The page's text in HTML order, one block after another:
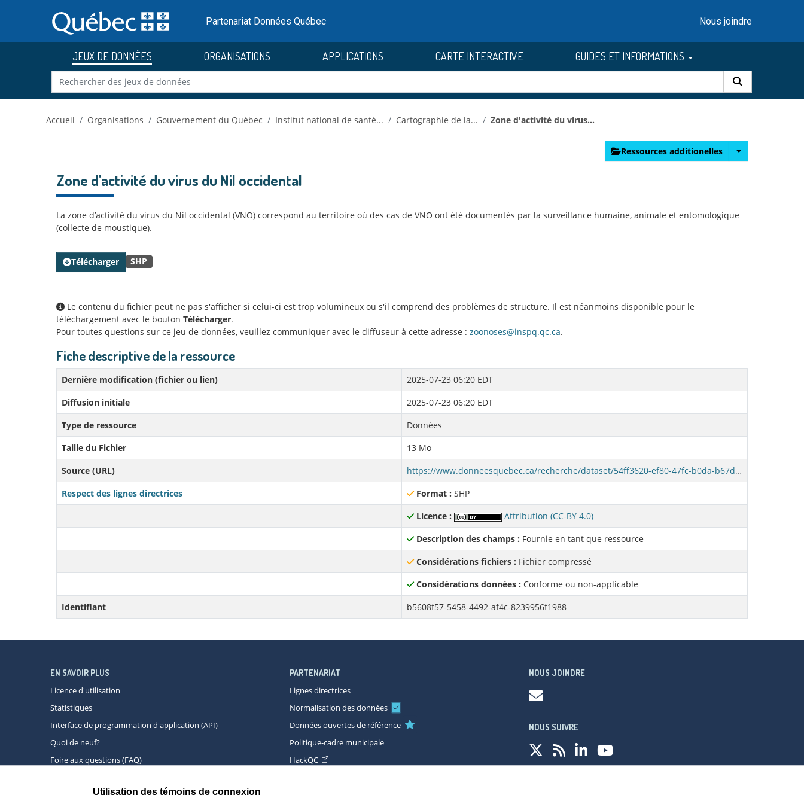
au
contenu
Partenariat Données Québec Nous joindre
JEUX DE DONNÉES ORGANISATIONS APPLICATIONS CARTE INTERACTIVE GUIDES ET INFORMATIONS
Accueil Organisations Gouvernement du Québec Institut national de santé... Cartographie de la... Zone d'activité du virus...
Ressources additionelles
Zone d'activité du virus du Nil occidental
La zone d’activité du virus du Nil occidental (VNO) correspond au territoire où des cas de VNO ont été documentés par la surveillance humaine, animale et entomologique
(collecte de moustique).
Télécharger SHP
Le contenu du fichier peut ne pas s'afficher si celui-ci est trop volumineux ou s'il comprend des problèmes de structure. Il est néanmoins disponible pour le
téléchargement avec le bouton Télécharger.
Pour toutes questions sur ce jeu de données, veuillez communiquer avec le diffuseur à cette adresse : zoonoses@inspq.qc.ca.
Fiche descriptive de la ressource
Dernière modification (fichier ou lien)
2025-07-23 06:20 EDT
Diffusion initiale
2025-07-23 06:20 EDT
Type de ressource
Données
Taille du Fichier
13 Mo
Source (URL)
https://www.donneesquebec.ca/recherche/dataset/54ff3620-ef80-47fc-b0da-b67deef3ae7a/resource/b5608f57-5458-4492-af4c-8239956f1988/download/zone_activite_vno.zip
Respect des lignes directrices
Format : SHP
Licence :
Attribution (CC-BY 4.0)
Description des champs : Fournie en tant que ressource
Considérations fichiers : Fichier compressé
Considérations données : Conforme ou non-applicable
Identifiant
b5608f57-5458-4492-af4c-8239956f1988
Utilisation des témoins de connexion
EN SAVOIR PLUS
Licence d'utilisation
Statistiques
Interface de programmation d'application (API)
Quoi de neuf?
Foire aux questions (FAQ)
PARTENARIAT
Lignes directrices
Normalisation des données
Données ouvertes de référence
Politique-cadre municipale
HackQC
NOUS JOINDRE
NOUS SUIVRE